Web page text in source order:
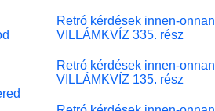
Retró kérdések innen-onnan
VILLÁMKVÍZ 335. rész
Retró kérdések innen-onnan
VILLÁMKVÍZ 135. rész